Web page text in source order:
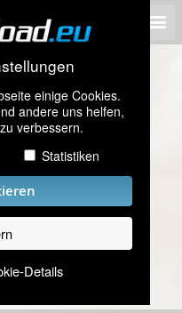
einige Cookies.
andere uns helfen,
verbessern.
Statistiken
Details